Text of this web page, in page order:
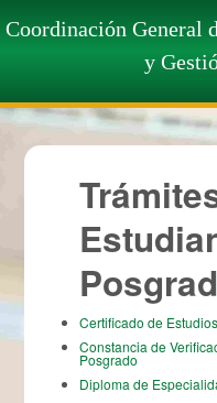
Coordinación General
y
Trámites
Posgrado
Certificado de
Constancia de
Posgrado
Diploma de